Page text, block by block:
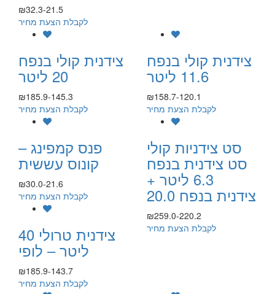
₪32.3-21.5
לקבלת הצעת מחיר
צידנית קולי בנפח
11.6 ליטר
₪158.7-120.1
לקבלת הצעת מחיר
צידנית קולי בנפח
20 ליטר
₪185.9-145.3
לקבלת הצעת מחיר
סט צידניות קולי
סט צידנית בנפח
6.3 ליטר +
צידנית בנפח 20.0
₪259.0-220.2
לקבלת הצעת מחיר
פנס קמפינג –
קונוס עששית
₪30.0-21.6
לקבלת הצעת מחיר
צידנית טרולי 40
ליטר – לופי
₪185.9-143.7
לקבלת הצעת מחיר